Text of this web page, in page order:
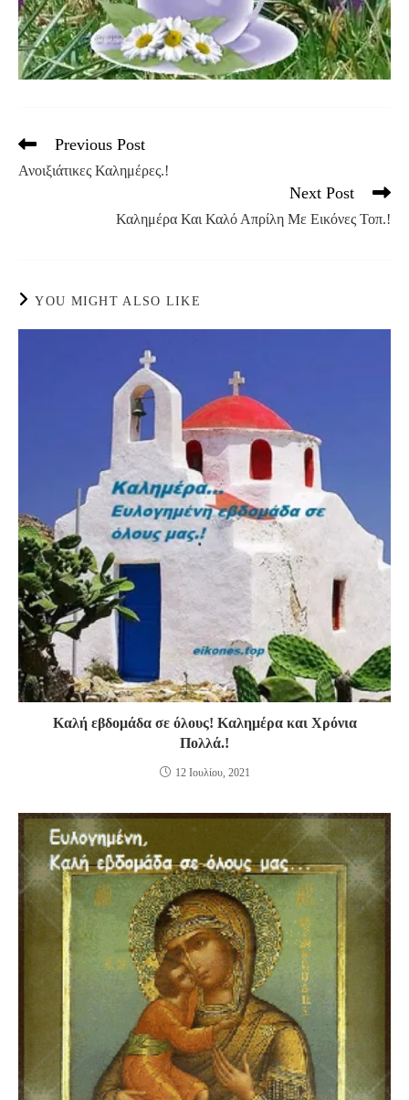
Read
articles
Previous Post
Ανοιξιάτικες Καλημέρες.!
Next Post
Καλημέρα Και Καλό Απρίλη Με Εικόνες Τοπ.!
YOU MIGHT ALSO LIKE
Καλή εβδομάδα σε όλους! Καλημέρα και Χρόνια
Πολλά.!
12 Ιουλίου, 2021